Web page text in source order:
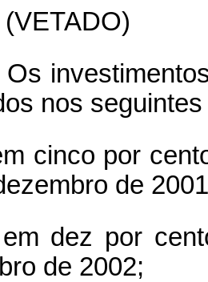
(VETADO)
Os
nos
cinco por
de
dez por
de 2002;